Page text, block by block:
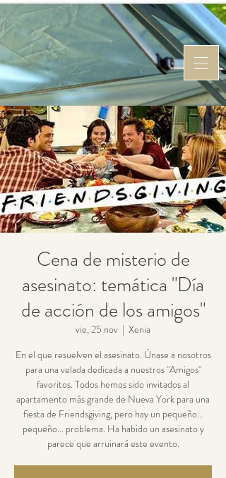
Cena de misterio de
asesinato: temática "Día
de acción de los amigos"
vie, 25 nov
  |
Xenia
En el que resuelven el asesinato. Únase a nosotros
para una velada dedicada a nuestros "Amigos"
favoritos. Todos hemos sido invitados al
apartamento más grande de Nueva York para una
fiesta de Friendsgiving, pero hay un pequeño...
pequeño... problema. Ha habido un asesinato y
parece que arruinará este evento.